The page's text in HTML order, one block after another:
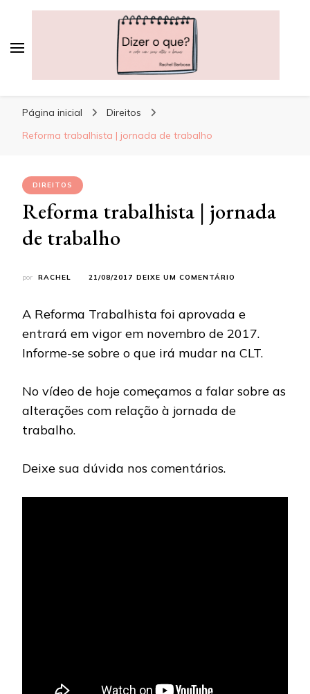
Página inicial
Direitos
Reforma trabalhista | jornada de trabalho
DIREITOS
Reforma trabalhista | jornada
de trabalho
por RACHEL 21/08/2017 DEIXE UM COMENTÁRIO
DE
TRABALHO
A Reforma Trabalhista foi aprovada e
entrará em vigor em novembro de 2017.
Informe-se sobre o que irá mudar na CLT.
No vídeo de hoje começamos a falar sobre as
alterações com relação à jornada de
trabalho.
Deixe sua dúvida nos comentários.